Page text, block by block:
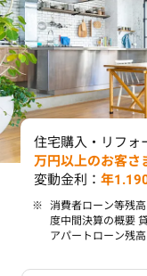
住宅購入・リフォ
万円以上のお客さ
変動金利：年
消費者ローン等残
度中間決算の概要
アパートローン残